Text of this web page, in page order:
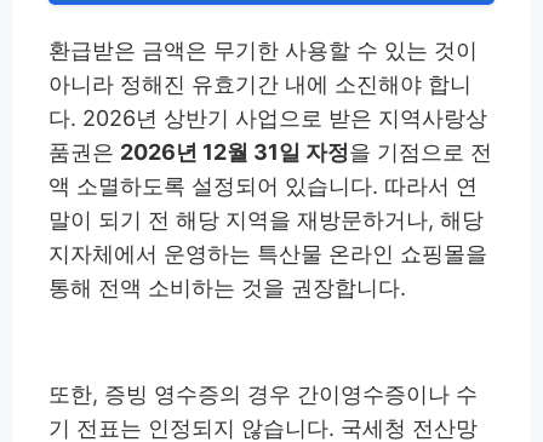
환급받은 금액은 무기한 사용할 수 있는 것이
아니라 정해진 유효기간 내에 소진해야 합니
다. 2026년 상반기 사업으로 받은 지역사랑상
품권은 2026년 12월 31일 자정을 기점으로 전
액 소멸하도록 설정되어 있습니다. 따라서 연
말이 되기 전 해당 지역을 재방문하거나, 해당
지자체에서 운영하는 특산물 온라인 쇼핑몰을
통해 전액 소비하는 것을 권장합니다.
또한, 증빙 영수증의 경우 간이영수증이나 수
기 전표는 인정되지 않습니다. 국세청 전산망